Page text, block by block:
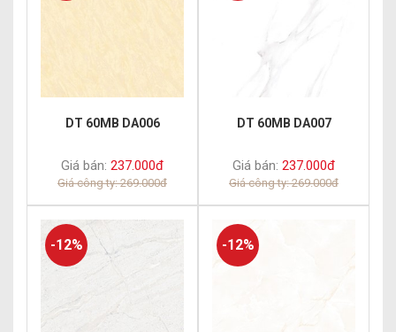
DT 60MB DA006
Giá bán: 237.000đ
Giá công ty: 269.000đ
DT 60MB DA007
Giá bán: 237.000đ
Giá công ty: 269.000đ
-12% -12%